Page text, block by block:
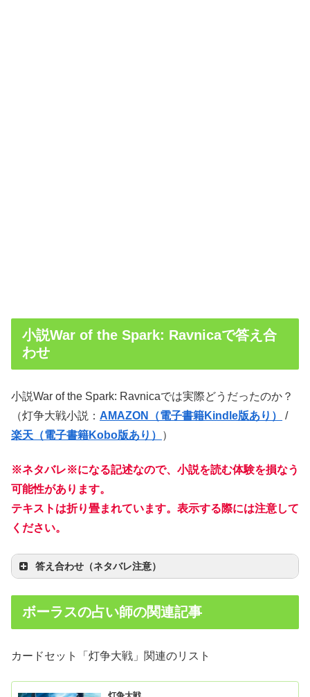
小説War of the Spark: Ravnicaで答え合
わせ
小説War of the Spark: Ravnicaでは実際どうだったのか？
（灯争大戦小説： AMAZON（電子書籍Kindle版あり）
/
楽天（電子書籍Kobo版あり）
）
※ネタバレ※になる記述なので、小説を読む体験を損なう
可能性があります。
テキストは折り畳まれています。表示する際には注意して
ください。
答え合わせ（ネタバレ注意）
ボーラスの占い師の関連記事
カードセット「灯争大戦」関連のリスト